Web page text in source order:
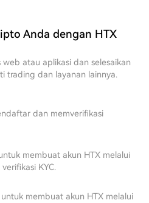
Anda dengan HTX
atau aplikasi dan selesaikan
trading dan layanan lainnya.
dan memverifikasi
membuat akun HTX melalui
KYC.
membuat akun HTX melalui